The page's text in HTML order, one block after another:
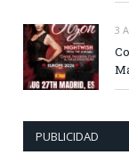
3
PUBLICIDAD